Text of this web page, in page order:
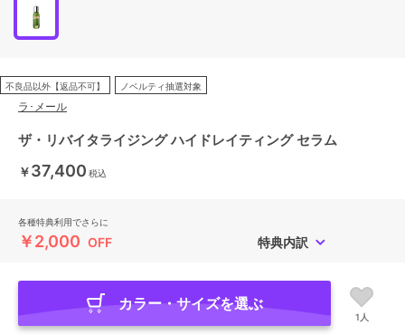
不良品以外【返品不可】 ノベルティ抽選対象
ラ･メール
ザ・リバイタライジング ハイドレイティング セラム
￥37,400 税込
各種特典利用でさらに
￥2,000 OFF 特典内訳
カラー・サイズを選ぶ
1人